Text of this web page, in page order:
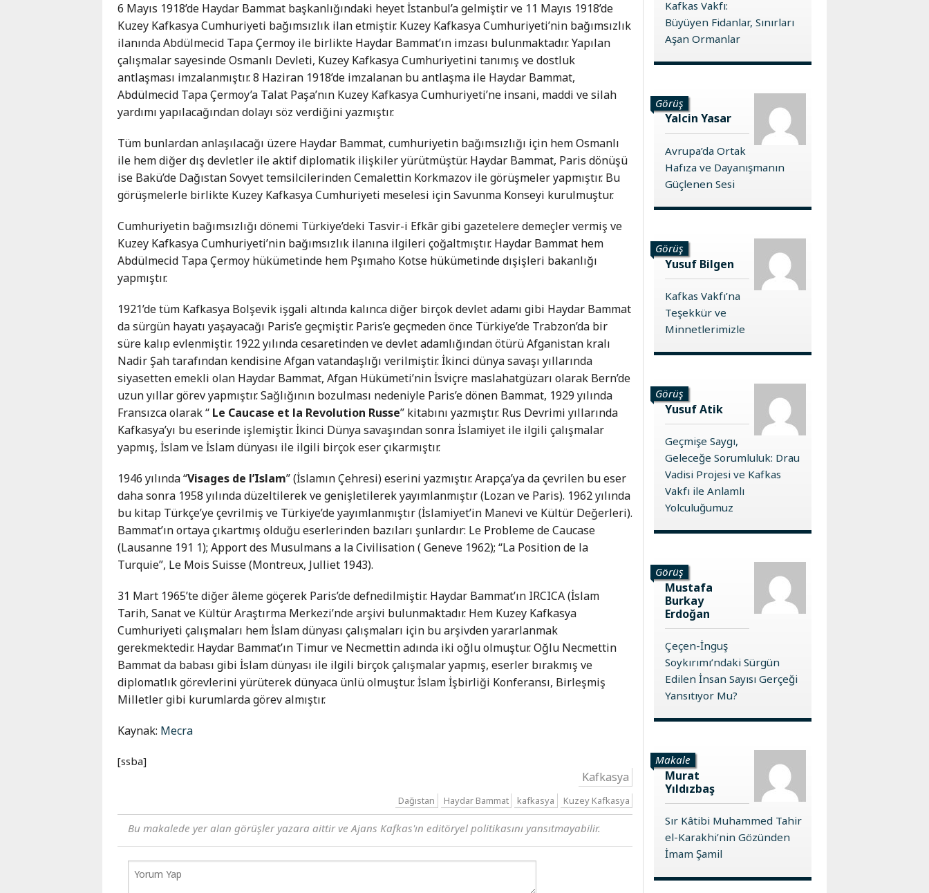
6 Mayıs 1918’de Haydar Bammat başkanlığındaki heyet İstanbul’a gelmiştir ve 11 Mayıs 1918’de
Kuzey Kafkasya Cumhuriyeti bağımsızlık ilan etmiştir. Kuzey Kafkasya Cumhuriyeti’nin bağımsızlık
ilanında Abdülmecid Tapa Çermoy ile birlikte Haydar Bammat’ın imzası bulunmaktadır. Yapılan
çalışmalar sayesinde Osmanlı Devleti, Kuzey Kafkasya Cumhuriyetini tanımış ve dostluk
antlaşması imzalanmıştır. 8 Haziran 1918’de imzalanan bu antlaşma ile Haydar Bammat,
Abdülmecid Tapa Çermoy’a Talat Paşa’nın Kuzey Kafkasya Cumhuriyeti’ne insani, maddi ve silah
yardımı yapılacağından dolayı söz verdiğini yazmıştır.
Tüm bunlardan anlaşılacağı üzere Haydar Bammat, cumhuriyetin bağımsızlığı için hem Osmanlı
ile hem diğer dış devletler ile aktif diplomatik ilişkiler yürütmüştür. Haydar Bammat, Paris dönüşü
ise Bakü’de Dağıstan Sovyet temsilcilerinden Cemalettin Korkmazov ile görüşmeler yapmıştır. Bu
görüşmelerle birlikte Kuzey Kafkasya Cumhuriyeti meselesi için Savunma Konseyi kurulmuştur.
Cumhuriyetin bağımsızlığı dönemi Türkiye’deki Tasvir-i Efkâr gibi gazetelere demeçler vermiş ve
Kuzey Kafkasya Cumhuriyeti’nin bağımsızlık ilanına ilgileri çoğaltmıştır. Haydar Bammat hem
Abdülmecid Tapa Çermoy hükümetinde hem Pşımaho Kotse hükümetinde dışişleri bakanlığı
yapmıştır.
1921’de tüm Kafkasya Bolşevik işgali altında kalınca diğer birçok devlet adamı gibi Haydar Bammat
da sürgün hayatı yaşayacağı Paris’e geçmiştir. Paris’e geçmeden önce Türkiye’de Trabzon’da bir
süre kalıp evlenmiştir. 1922 yılında cesaretinden ve devlet adamlığından ötürü Afganistan kralı
Nadir Şah tarafından kendisine Afgan vatandaşlığı verilmiştir. İkinci dünya savaşı yıllarında
siyasetten emekli olan Haydar Bammat, Afgan Hükümeti’nin İsviçre maslahatgüzarı olarak Bern’de
uzun yıllar görev yapmıştır. Sağlığının bozulması nedeniyle Paris’e dönen Bammat, 1929 yılında
Fransızca olarak “ Le Caucase et la Revolution Russe” kitabını yazmıştır. Rus Devrimi yıllarında
Kafkasya’yı bu eserinde işlemiştir. İkinci Dünya savaşından sonra İslamiyet ile ilgili çalışmalar
yapmış, İslam ve İslam dünyası ile ilgili birçok eser çıkarmıştır.
1946 yılında “Visages de l’Islam” (İslamın Çehresi) eserini yazmıştır. Arapça’ya da çevrilen bu eser
daha sonra 1958 yılında düzeltilerek ve genişletilerek yayımlanmıştır (Lozan ve Paris). 1962 yılında
bu kitap Türkçe’ye çevrilmiş ve Türkiye’de yayımlanmıştır (İslamiyet’in Manevi ve Kültür Değerleri).
Bammat’ın ortaya çıkartmış olduğu eserlerinden bazıları şunlardır: Le Probleme de Caucase
(Lausanne 191 1); Apport des Musulmans a la Civilisation ( Geneve 1962); “La Position de la
Turquie”, Le Mois Suisse (Montreux, Julliet 1943).
31 Mart 1965’te diğer âleme göçerek Paris’de defnedilmiştir. Haydar Bammat’ın IRCICA (İslam
Tarih, Sanat ve Kültür Araştırma Merkezi’nde arşivi bulunmaktadır. Hem Kuzey Kafkasya
Cumhuriyeti çalışmaları hem İslam dünyası çalışmaları için bu arşivden yararlanmak
gerekmektedir. Haydar Bammat’ın Timur ve Necmettin adında iki oğlu olmuştur. Oğlu Necmettin
Bammat da babası gibi İslam dünyası ile ilgili birçok çalışmalar yapmış, eserler bırakmış ve
diplomatlık görevlerini yürüterek dünyaca ünlü olmuştur. İslam İşbirliği Konferansı, Birleşmiş
Milletler gibi kurumlarda görev almıştır.
Kaynak: Mecra
[ssba]
Kafkasya
Dağıstan Haydar Bammat kafkasya Kuzey Kafkasya
Bu makalede yer alan görüşler yazara aittir ve Ajans Kafkas'ın editöryel politikasını yansıtmayabilir.
Kafkas Vakfı:
Büyüyen Fidanlar, Sınırları
Aşan Ormanlar
Görüş
Yalcin Yasar
Avrupa’da Ortak
Hafıza ve Dayanışmanın
Güçlenen Sesi
Görüş
Yusuf Bilgen
Kafkas Vakfı’na
Teşekkür ve
Minnetlerimizle
Görüş
Yusuf Atik
Geçmişe Saygı,
Geleceğe Sorumluluk: Drau
Vadisi Projesi ve Kafkas
Vakfı ile Anlamlı
Yolculuğumuz
Görüş
Mustafa
Burkay
Erdoğan
Çeçen-İnguş
Soykırımı’ndaki Sürgün
Edilen İnsan Sayısı Gerçeği
Yansıtıyor Mu?
Makale
Murat
Yıldızbaş
Sır Kâtibi Muhammed Tahir
el-Karakhi’nin Gözünden
İmam Şamil